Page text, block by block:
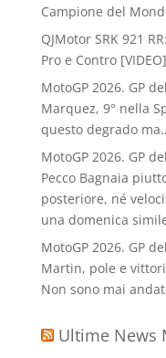
Campione del
QJMotor SRK 921
Pro e Contro [VIDEO]
MotoGP 2026. GP
Marquez, 9° nella
questo degrado
MotoGP 2026. GP
Pecco Bagnaia
posteriore, né
una domenica
MotoGP 2026. GP
Martin, pole e
Non sono mai
Ultime News